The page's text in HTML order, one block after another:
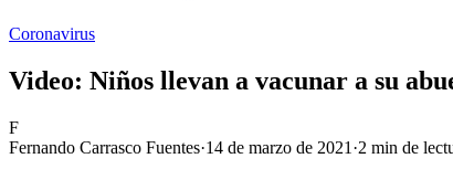
Coronavirus
Video: Niños llevan a vacunar a su
F
Fernando Carrasco Fuentes·14 de marzo de 2021 ·2 min de